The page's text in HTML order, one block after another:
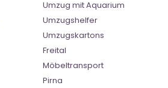
Umzug mit Aquarium
Umzugshelfer
Umzugskartons
Freital
Möbeltransport
Pirna